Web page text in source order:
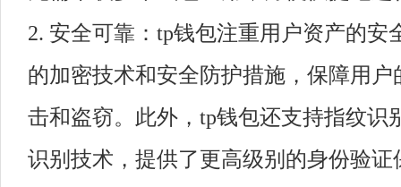
2. 安全可靠：tp钱包注重用户资产的安
的加密技术和安全防护措施，保障用
击和盗窃。此外，tp钱包还支持指纹识
识别技术，提供了更高级别的身份验证